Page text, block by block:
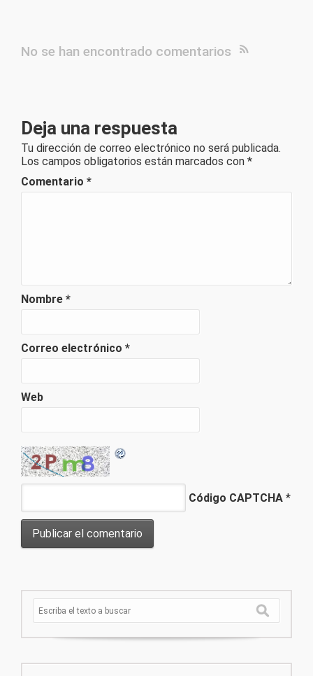
No se han encontrado comentarios
Deja una respuesta
Tu dirección de correo electrónico no será publicada.
Los campos obligatorios están marcados con *
Comentario *
Nombre *
Correo electrónico *
Web
Código CAPTCHA *